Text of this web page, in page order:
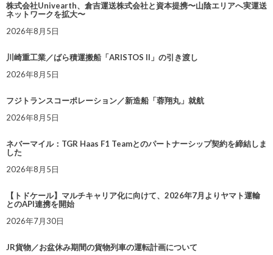
株式会社Univearth、倉吉運送株式会社と資本提携〜山陰エリアへ実運送
ネットワークを拡大〜
2026年8月5日
川崎重工業／ばら積運搬船「ARISTOS II」の引き渡し
2026年8月5日
フジトランスコーポレーション／新造船「蓉翔丸」就航
2026年8月5日
ネバーマイル：TGR Haas F1 Teamとのパートナーシップ契約を締結しま
した
2026年8月5日
【トドケール】マルチキャリア化に向けて、2026年7月よりヤマト運輸
とのAPI連携を開始
2026年7月30日
JR貨物／お盆休み期間の貨物列車の運転計画について